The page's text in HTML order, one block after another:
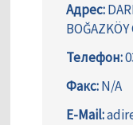
Адрес:
BOĞAZKÖY
Телефон:
Факс:N/A
E-Mail: